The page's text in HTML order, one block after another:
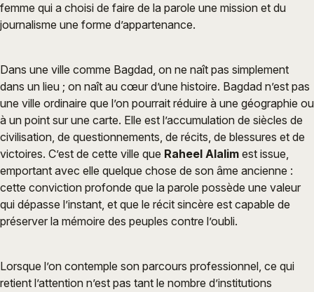
femme qui a choisi de faire de la parole une mission et du
journalisme une forme d’appartenance.
Dans une ville comme Bagdad, on ne naît pas simplement
dans un lieu ; on naît au cœur d’une histoire. Bagdad n’est pas
une ville ordinaire que l’on pourrait réduire à une géographie ou
à un point sur une carte. Elle est l’accumulation de siècles de
civilisation, de questionnements, de récits, de blessures et de
victoires. C’est de cette ville que Raheel Alalim est issue,
emportant avec elle quelque chose de son âme ancienne :
cette conviction profonde que la parole possède une valeur
qui dépasse l’instant, et que le récit sincère est capable de
préserver la mémoire des peuples contre l’oubli.
Lorsque l’on contemple son parcours professionnel, ce qui
retient l’attention n’est pas tant le nombre d’institutions